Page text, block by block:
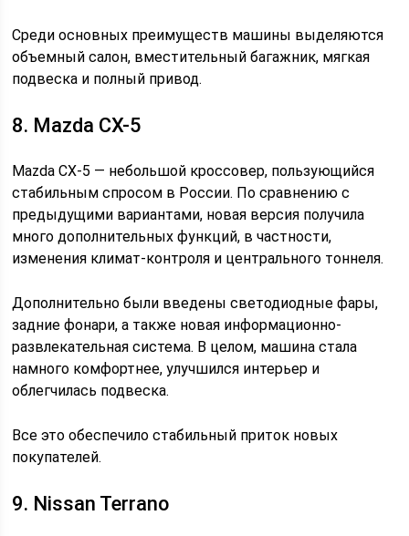
Среди основных преимуществ машины выделяются
объемный салон, вместительный багажник, мягкая
подвеска и полный привод.
8. Mazda CX-5
Mazda CX-5 — небольшой кроссовер, пользующийся
стабильным спросом в России. По сравнению с
предыдущими вариантами, новая версия получила
много дополнительных функций, в частности,
изменения климат-контроля и центрального тоннеля.
Дополнительно были введены светодиодные фары,
задние фонари, а также новая информационно-
развлекательная система. В целом, машина стала
намного комфортнее, улучшился интерьер и
облегчилась подвеска.
Все это обеспечило стабильный приток новых
покупателей.
9. Nissan Terrano